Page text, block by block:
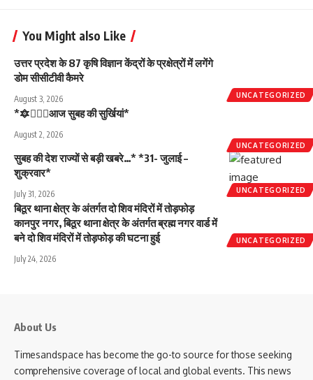
You Might also Like
UNCATEGORIZED
उत्तर प्रदेश के 87 कृषि विज्ञान केंद्रों के प्रक्षेत्रों में लगेंगे
डोम सीसीटीवी कैमरे
August 3, 2026
UNCATEGORIZED
*🔯💁🏻‍♂️आज सुबह की सुर्खियां*
August 2, 2026
UNCATEGORIZED
सुबह की देश राज्यों से बड़ी खबरे…* *31- जुलाई –
शुक्रवार*
July 31, 2026
UNCATEGORIZED
बिठूर थाना क्षेत्र के अंतर्गत दो शिव मंदिरों में तोड़फोड़
कानपुर नगर, बिठूर थाना क्षेत्र के अंतर्गत ब्रह्म नगर वार्ड में
बने दो शिव मंदिरों में तोड़फोड़ की घटना हुई
July 24, 2026
About Us
Timesandspace has become the go-to source for those seeking
comprehensive coverage of local and global events. This news